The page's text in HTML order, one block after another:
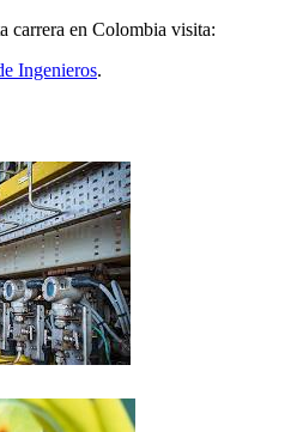
carrera en Colombia visita:
Ingenieros.